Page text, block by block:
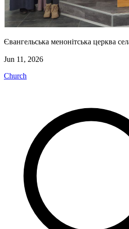
Євангельська менонітська церква
Jun 11, 2026
Church